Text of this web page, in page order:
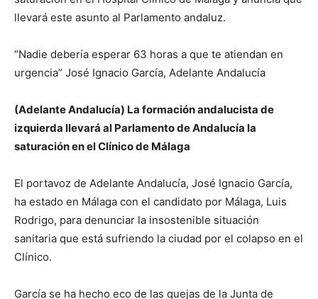
llevará este asunto al Parlamento andaluz.
“Nadie debería esperar 63 horas a que te atiendan en
urgencia” José Ignacio García, Adelante Andalucía
(Adelante Andalucía) La formación andalucista de
izquierda llevará al Parlamento de Andalucía la
saturación en el Clínico de Málaga
El portavoz de Adelante Andalucía, José Ignacio García,
ha estado en Málaga con el candidato por Málaga, Luis
Rodrigo, para denunciar la insostenible situación
sanitaria que está sufriendo la ciudad por el colapso en el
Clínico.
García se ha hecho eco de las quejas de la Junta de